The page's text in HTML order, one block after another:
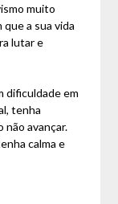
muito
a sua vida
lutar e
dificuldade em
tenha
avançar.
calma e